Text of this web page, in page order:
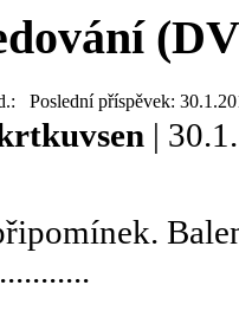
Poslední příspěvek:
|